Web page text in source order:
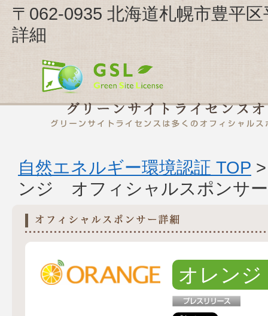
〒062-0935 北海道札幌市豊平
詳細
自然エネルギー環境認証 TOP
ンジ オフィシャルスポンサ
オレンジ